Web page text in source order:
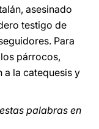
asesinado
testigo de
Para
párrocos,
la catequesis y
palabras en